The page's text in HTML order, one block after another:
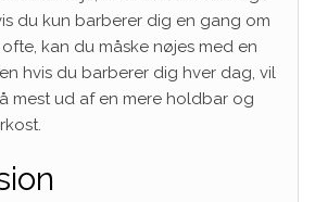
du kun barberer dig en gang om
kan du måske nøjes med en
hvis du barberer dig hver dag, vil
mest ud af en mere holdbar og